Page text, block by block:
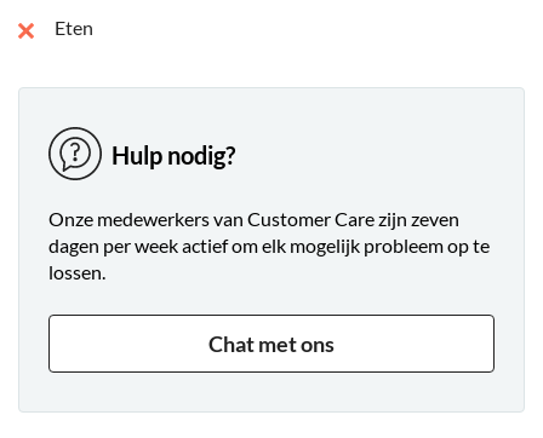
Eten
Hulp nodig?
Onze medewerkers van Customer Care zijn zeven
dagen per week actief om elk mogelijk probleem op te
lossen.
Chat met ons